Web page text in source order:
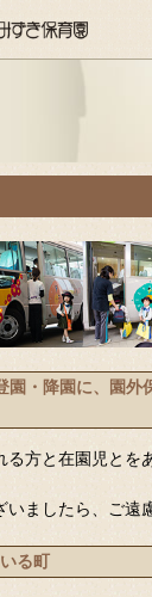
園・降園に、園外
る方と在園児とを
ましたら、ご遠
る町